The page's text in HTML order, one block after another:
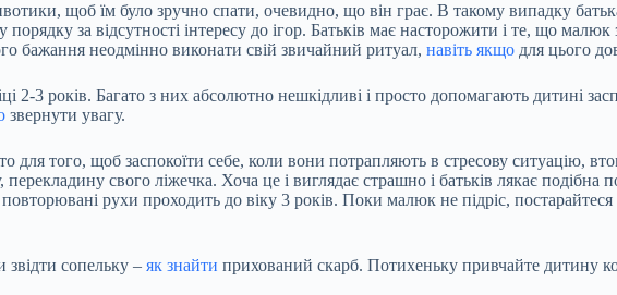
щоб їм було зручно спати, очевидно, що він грає. В такому випадку
за відсутності інтересу до ігор. Батьків має насторожити і те, що малюк
бажання неодмінно виконати свій звичайний ритуал, навіть якщо для цього
2-3 років. Багато з них абсолютно нешкідливі і просто допомагають дитині
звернути увагу.
для того, щоб заспокоїти себе, коли вони потрапляють в стресову ситуацію,
свого ліжечка. Хоча це і виглядає страшно і батьків лякає
рухи проходить до віку 3 років. Поки малюк не підріс,
звідти сопельку – як знайти прихований скарб. Потихеньку привчайте дитину